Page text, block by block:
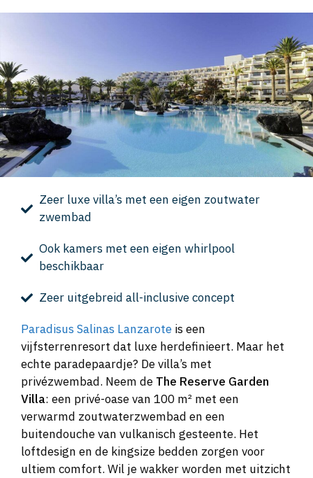
Zeer luxe villa’s met een eigen zoutwater
zwembad
Ook kamers met een eigen whirlpool
beschikbaar
Zeer uitgebreid all-inclusive concept
Paradisus Salinas Lanzarote is een
vijfsterrenresort dat luxe herdefinieert. Maar het
echte paradepaardje? De villa’s met
privézwembad. Neem de The Reserve Garden
Villa: een privé-oase van 100 m² met een
verwarmd zoutwaterzwembad en een
buitendouche van vulkanisch gesteente. Het
loftdesign en de kingsize bedden zorgen voor
ultiem comfort. Wil je wakker worden met uitzicht